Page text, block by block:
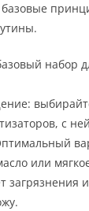
базовые
набор
с
или
загрязнения